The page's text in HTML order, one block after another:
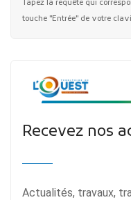
Tapez la requête qui
touche "Entrée" de votre
Recevez nos
Actualités, travaux,